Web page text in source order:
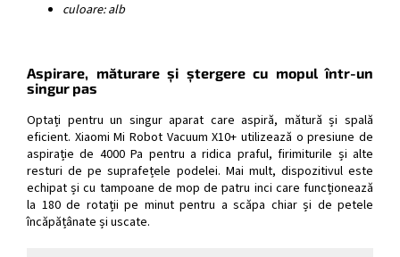
culoare: alb
Aspirare, măturare și ștergere cu mopul într-un
singur pas
Optați pentru un singur aparat care aspiră, mătură și spală
eficient. Xiaomi Mi Robot Vacuum X10+ utilizează o presiune de
aspirație de 4000 Pa pentru a ridica praful, firimiturile și alte
resturi de pe suprafețele podelei. Mai mult, dispozitivul este
echipat și cu tampoane de mop de patru inci care funcționează
la 180 de rotații pe minut pentru a scăpa chiar și de petele
încăpățânate și uscate.